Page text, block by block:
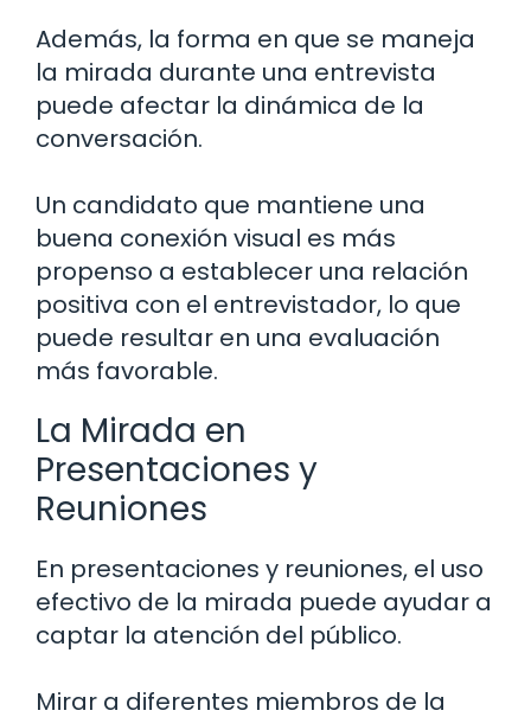
Además, la forma en que se maneja
la mirada durante una entrevista
puede afectar la dinámica de la
conversación.
Un candidato que mantiene una
buena conexión visual es más
propenso a establecer una relación
positiva con el entrevistador, lo que
puede resultar en una evaluación
más favorable.
La Mirada en
Presentaciones y
Reuniones
En presentaciones y reuniones, el uso
efectivo de la mirada puede ayudar a
captar la atención del público.
Mirar a diferentes miembros de la